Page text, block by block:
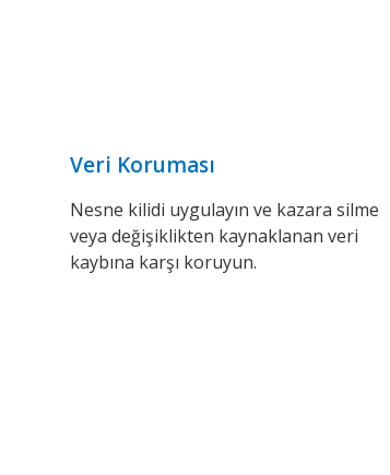
Veri Koruması
Nesne kilidi uygulayın ve kazara silme
veya değişiklikten kaynaklanan veri
kaybına karşı koruyun.